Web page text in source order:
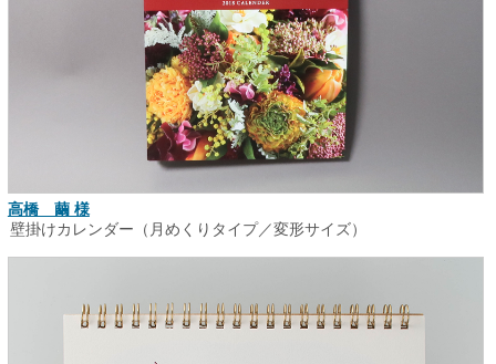
高橋 繭 様
壁掛けカレンダー（月めくりタイプ／変形サイズ）